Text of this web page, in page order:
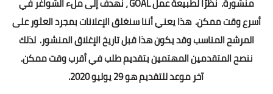
أسرع وقت ممكن. هذا يعني أننا سنغلق الإعلانات بمجرد العثور على
المرشح المناسب وقد يكون هذا قبل تاريخ الإغلاق المنشور. لذلك
ننصح المتقدمين المهتمين بتقديم طلب في أقرب وقت ممكن.
آخر موعد للتقديم هو 29 يوليو 2020.